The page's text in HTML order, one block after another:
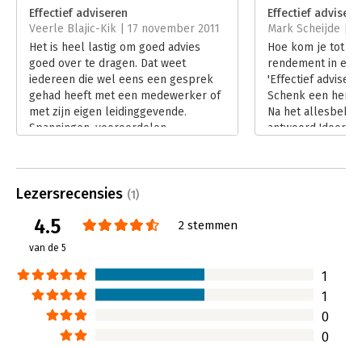
Verschijningsdatum:
Hoofdrubriek: Advisering
Effectief adviseren
Veerle Blajic-Kik | 17 november 2011
Het is heel lastig om goed advies
goed over te dragen. Dat weet
iedereen die wel eens een gesprek
gehad heeft met een medewerker of
met zijn eigen leidinggevende.
Spanningen, vooroordelen,
het toch zo moeilijk om wél het
bewerkstelligen? In 'Effectief
adviseren' legt Simone Schenk uit wat
brein gebeurt en hoe we hier beter
mee om kunnen gaan.
Effectief
Mark Scheijde |
Hoe kom je tot
rendement in
'Effectief
Schenk een
Na het
antwoord 'door
Lees verder
Lezersrecensies (1)
4.5
van de 5
2 stemmen
1
1
0
0